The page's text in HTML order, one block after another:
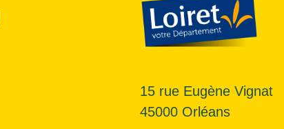
15 rue Eugène Vignat
45000 Orléans